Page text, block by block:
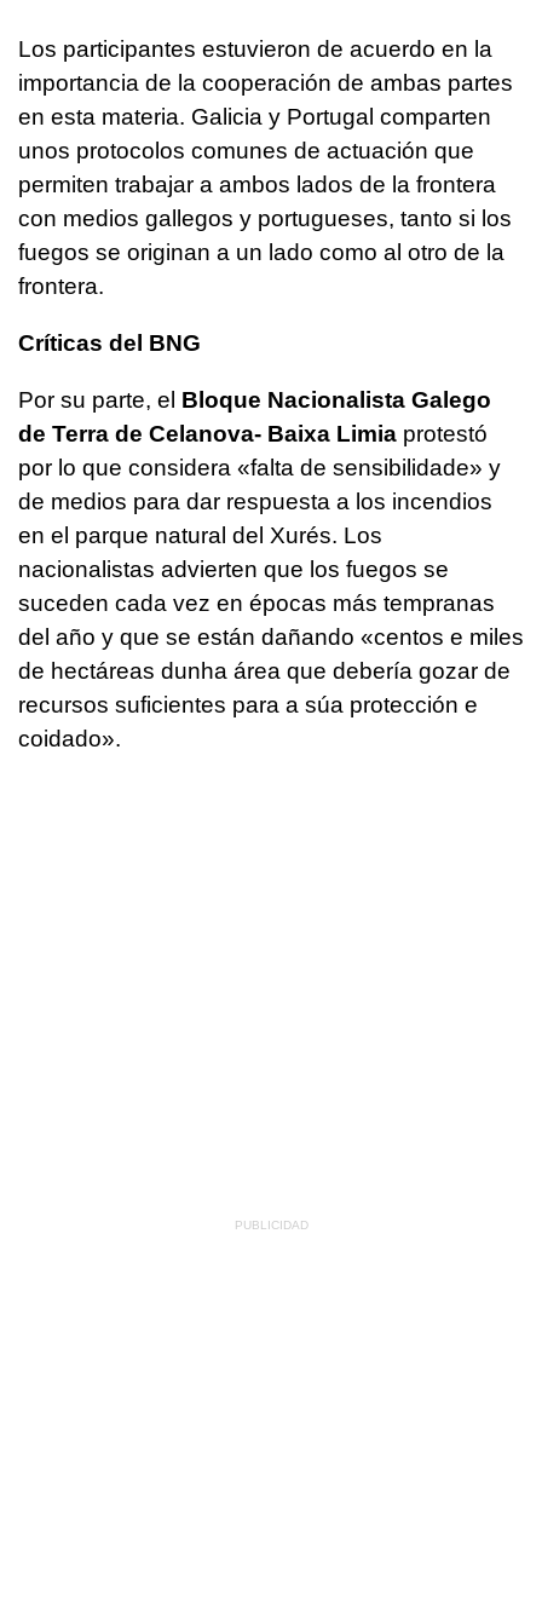
Los participantes estuvieron de acuerdo en la
importancia de la cooperación de ambas partes
en esta materia. Galicia y Portugal comparten
unos protocolos comunes de actuación que
permiten trabajar a ambos lados de la frontera
con medios gallegos y portugueses, tanto si los
fuegos se originan a un lado como al otro de la
frontera.
Críticas del BNG
Por su parte, el Bloque Nacionalista Galego
de Terra de Celanova- Baixa Limia protestó
por lo que considera «falta de sensibilidade» y
de medios para dar respuesta a los incendios
en el parque natural del Xurés. Los
nacionalistas advierten que los fuegos se
suceden cada vez en épocas más tempranas
del año y que se están dañando «centos e miles
de hectáreas dunha área que debería gozar de
recursos suficientes para a súa protección e
coidado».